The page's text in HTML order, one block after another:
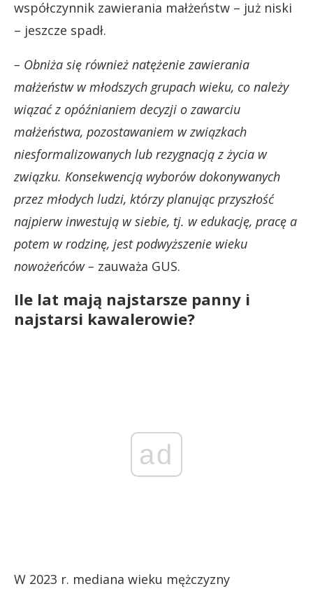
współczynnik zawierania małżeństw – już niski
– jeszcze spadł.
– Obniża się również natężenie zawierania
małżeństw w młodszych grupach wieku, co należy
wiązać z opóźnianiem decyzji o zawarciu
małżeństwa, pozostawaniem w związkach
niesformalizowanych lub rezygnacją z życia w
związku. Konsekwencją wyborów dokonywanych
przez młodych ludzi, którzy planując przyszłość
najpierw inwestują w siebie, tj. w edukację, pracę a
potem w rodzinę, jest podwyższenie wieku
nowożeńców – zauważa GUS.
Ile lat mają najstarsze panny i
najstarsi kawalerowie?
ad
W 2023 r. mediana wieku mężczyzny